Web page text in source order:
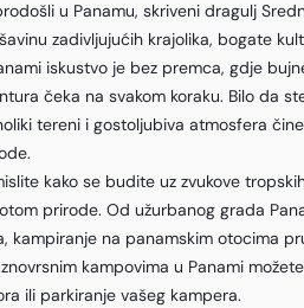
u Panamu, skriveni dragulj
zadivljujućih krajolika, bogate
iskustvo je bez premca, gdje
čeka na svakom koraku. Bilo da
tereni i gostoljubiva atmosfera
kako se budite uz zvukove
prirode. Od užurbanog grada
kampiranje na panamskim otocima
kampovima u Panami
ili parkiranje vašeg kampera.